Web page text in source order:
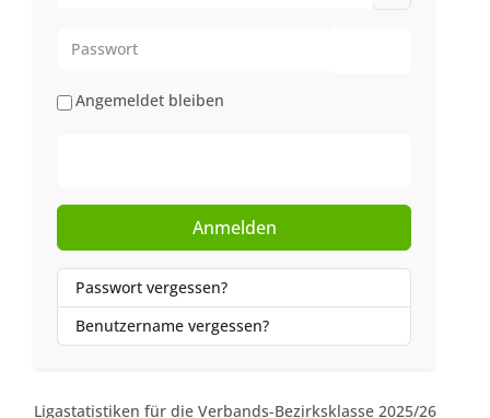
Angemeldet bleiben
Anmelden
Passwort vergessen?
Benutzername vergessen?
Ligastatistiken für die Verbands-Bezirksklasse 2025/26